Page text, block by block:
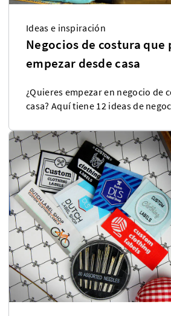
Ideas e inspiración
Negocios de costura que
empezar desde casa
¿Quieres empezar en negocio de
casa? Aquí tiene 12 ideas de